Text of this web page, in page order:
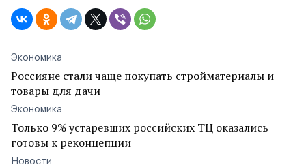
Экономика
Россияне стали чаще покупать стройматериалы и
товары для дачи
Экономика
Только 9% устаревших российских ТЦ оказались
готовы к реконцепции
Новости